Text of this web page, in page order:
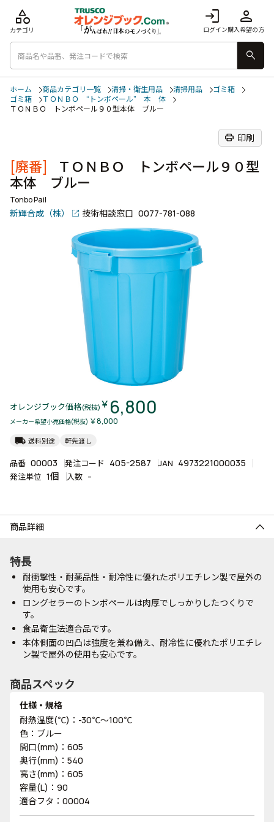
login
ログイン
person
購入希望の方
category
カテゴリ
search
ホーム 商品カテゴリ一覧 清掃・衛生用品 清掃用品
ゴミ箱
ゴミ箱
ＴＯＮＢＯ “トンボペール” 本 体
ＴＯＮＢＯ トンボペール９０型本体 ブルー
print 印刷
[廃番]
ＴＯＮＢＯ トンボペール９０型
本体 ブルー
Tonbo Pail
新輝合成（株） 技術相談窓口 0077-781-088
オレンジブック価格(税抜) ￥ 6,800
メーカー希望小売価格(税抜) ￥8,000
local_shipping 送料別途 軒先渡し
品番 00003 発注コード 405-2587 JAN 4973221000035
発注単位 1個 入数 -
商品詳細
特長
耐衝撃性・耐薬品性・耐冷性に優れたポリエチレン製で屋外の
使用も安心です。
ロングセラーのトンボペールは肉厚でしっかりしたつくりで
す。
食品衛生法適合品です。
本体側面の凹凸は強度を兼ね備え、耐冷性に優れたポリエチレ
ン製で屋外の使用も安心です。
商品スペック
仕様・規格
耐熱温度(℃)：-30℃～100℃
色：ブルー
間口(mm)：605
奥行(mm)：540
高さ(mm)：605
容量(L)：90
適合フタ：00004